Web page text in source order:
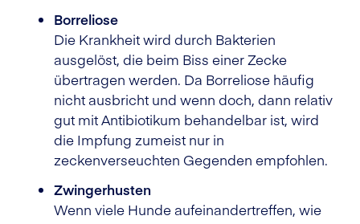
Borreliose
Die Krankheit wird durch Bakterien
ausgelöst, die beim Biss einer Zecke
übertragen werden. Da Borreliose häufig
nicht ausbricht und wenn doch, dann relativ
gut mit Antibiotikum behandelbar ist, wird
die Impfung zumeist nur in
zeckenverseuchten Gegenden empfohlen.
Zwingerhusten
Wenn viele Hunde aufeinandertreffen, wie